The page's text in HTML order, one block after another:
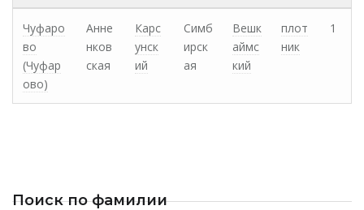
Чуфаро
во
(Чуфар
ово)
Анне
нков
ская
Карс
унск
ий
Симб
ирск
ая
Вешк
аймс
кий
плот
ник
1
Поиск по фамилии